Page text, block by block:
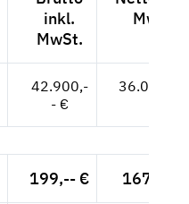
inkl.
MwSt.
MwSt.
42.900,-
- €
36.050,--
199,-- € 167,23 €